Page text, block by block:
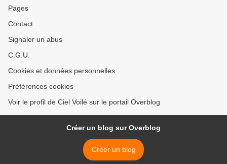
Pages
Contact
Signaler un abus
C.G.U.
Cookies et données personnelles
Préférences cookies
Voir le profil de Ciel Voilé sur le portail Overblog
Créer un blog sur Overblog
Créer un blog